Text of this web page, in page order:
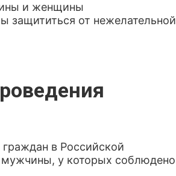
и женщины
защититься от нежелательной
в Российской
мужчины, у которых соблюдено